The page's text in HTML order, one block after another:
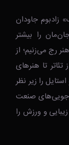
جاودان
را بیشتر
رج می‌زنیم؛ از
تا هنرهای
را زیر نظر
صنعت
و ورزش را